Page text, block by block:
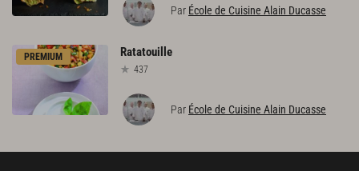
Par École de Cuisine Alain Ducasse
PREMIUM Ratatouille
437
Par École de Cuisine Alain Ducasse